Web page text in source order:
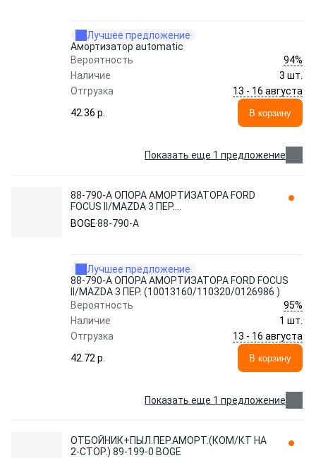
Лучшее предложение
Амортизатор automatic
Вероятность
94%
Наличие
3 шт.
Отгрузка
13 - 16 августа
42.36 p.
В корзину
Показать еще 1 предложение
88-790-A ОПОРА АМОРТИЗАТОРА FORD
FOCUS II/MAZDA 3 ПЕР.
(10013160/110320/0126986 ) BOGE
BOGE88-790-A
Лучшее предложение
88-790-A ОПОРА АМОРТИЗАТОРА FORD FOCUS
II/MAZDA 3 ПЕР. (10013160/110320/0126986 )
Вероятность
95%
Наличие
1 шт.
Отгрузка
13 - 16 августа
42.72 p.
В корзину
Показать еще 1 предложение
ОТБОЙНИК+ПЫЛ.ПЕР.АМОРТ.(КОМ/КТ НА
2-СТОР.) 89-199-0 BOGE